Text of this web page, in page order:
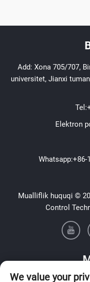
Add: Xona 705/707,
universitet, Jianxi
Tel:
Elektron
Whatsapp:+86-
Mualliflik huquqi ©
Control
We value your